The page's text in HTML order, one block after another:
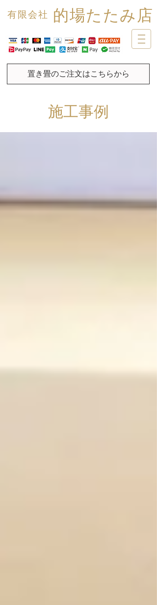
的場たたみ店
有限会社
置き畳のご注文はこちらから
施工事例